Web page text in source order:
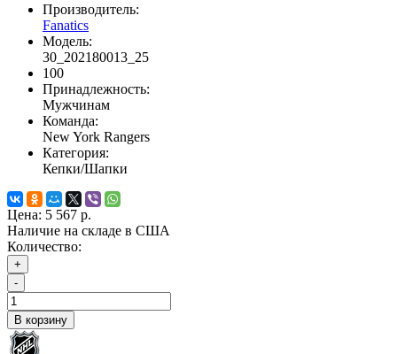
Производитель:
Fanatics
Модель:
30_202180013_25
100
Принадлежность:
Мужчинам
Команда:
New York Rangers
Категория:
Кепки/Шапки
Цена: 5 567 р.
Наличие на складе в США
Количество:
+
-
В корзину